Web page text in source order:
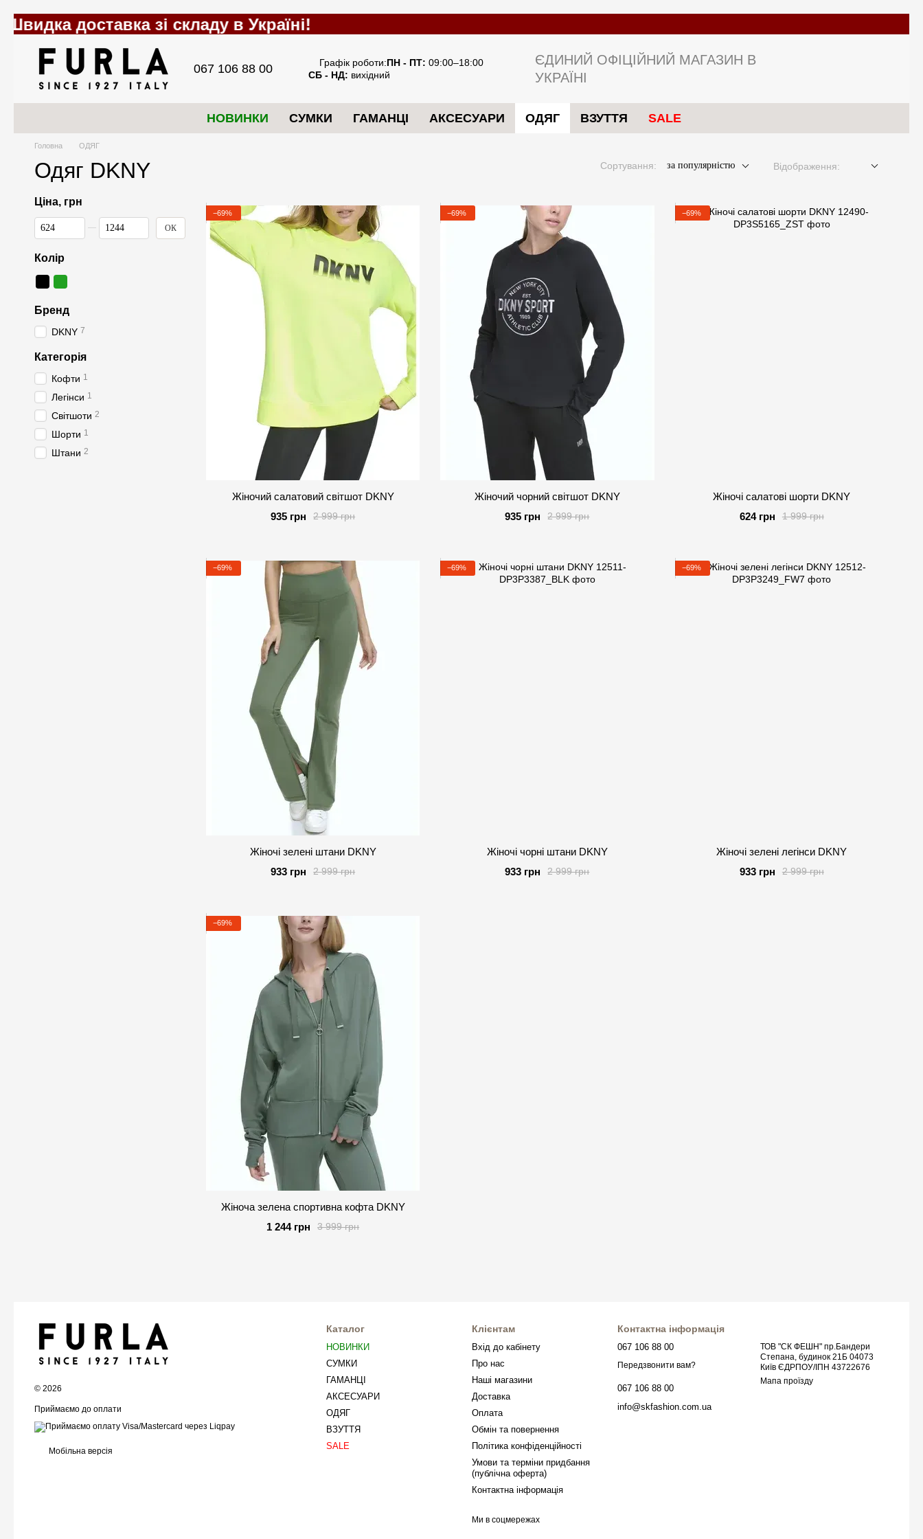
Перейти до основного контенту
067 106 88 00 Графік роботи:ПН - ПТ: 09:00–18:00
СБ - НД: вихідний
ЄДИНИЙ ОФІЦІЙНИЙ МАГАЗИН В
УКРАЇНІ
НОВИНКИ СУМКИ ГАМАНЦІ АКСЕСУАРИ ОДЯГ ВЗУТТЯ SALE
Головна ОДЯГ
Одяг DKNY Сортування: за популярністю Відображення:
−69%
Жіночий салатовий світшот DKNY
2 999 грн
935 грн
−69%
Жіночий чорний світшот DKNY
2 999 грн
935 грн
−69%
Жіночі салатові шорти DKNY
1 999 грн
624 грн
−69%
Жіночі зелені штани DKNY
2 999 грн
933 грн
−69%
Жіночі чорні штани DKNY
2 999 грн
933 грн
−69%
Жіночі зелені легінси DKNY
2 999 грн
933 грн
−69%
Жіноча зелена спортивна кофта DKNY
3 999 грн
1 244 грн
Ціна, грн
Від Ціна, грн
До Ціна, грн ОК
Колір
Бренд
DKNY 7
Категорія
Кофти 1
Легінси 1
Світшоти 2
Шорти 1
Штани 2
© 2026
Приймаємо до оплати
Мобільна версія
Каталог
НОВИНКИ
СУМКИ
ГАМАНЦІ
АКСЕСУАРИ
ОДЯГ
ВЗУТТЯ
SALE
Клієнтам
Вхід до кабінету
Про нас
Наші магазини
Доставка
Оплата
Обмін та повернення
Політика конфіденційності
Умови та терміни придбання
(публічна оферта)
Контактна інформація
Ми в соцмережах
Контактна інформація
067 106 88 00
Передзвонити вам?
067 106 88 00
info@skfashion.com.ua
ТОВ "СК ФЕШН" пр.Бандери
Степана, будинок 21Б 04073
Київ ЄДРПОУ/ІПН 43722676
Мапа проїзду